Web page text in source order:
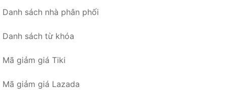
Danh sách nhà phân phối
Danh sách từ khóa
Mã giảm giá Tiki
Mã giảm giá Lazada